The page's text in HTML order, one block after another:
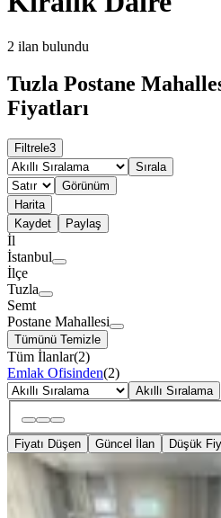
2 ilan bulundu
Tuzla Postane
Fiyatları
Filtrele3
Sırala
Görünüm
Harita
Kaydet
Paylaş
İl
İstanbul
İlçe
Tuzla
Semt
Postane Mahallesi
Tümünü Temizle
Tüm İlanlar(2)
Emlak Ofisinden(2)
Akıllı Sıralama
Fiyatı Düşen Güncel İlan Düşük
EŞYALI
Tuzla Postane
Kiralık